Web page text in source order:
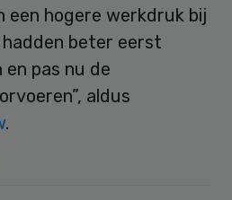
een hogere werkdruk bij
hadden beter eerst
en pas nu de
aldus
.